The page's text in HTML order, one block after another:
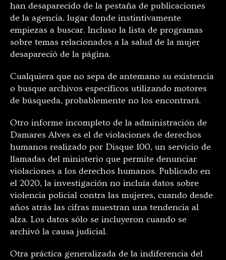
han desaparecido de la pestaña de publicaciones
de la agencia, lugar donde instintivamente
empiezas a buscar. Incluso la lista de programas
sobre temas relacionados a la salud de la mujer
desapareció de la página.
Cualquiera que no sepa de antemano su existencia
o busque archivos específicos utilizando motores
de búsqueda, probablemente no los encontrará.
Otro informe incompleto de la administración de
Damares Alves es el de violaciones de derechos
humanos realizado por Disque 100, un servicio de
llamadas del ministerio que permite denunciar
violaciones a los derechos humanos. Publicado en
el 2020, la investigación no incluía datos sobre
violencia policial contra las mujeres, cuando desde
años atrás las cifras muestran una tendencia al
alza. Los datos sólo se incluyeron cuando se
archivó la causa judicial.
Otra práctica generalizada de la indiferencia del